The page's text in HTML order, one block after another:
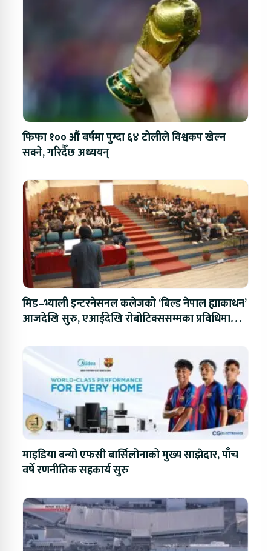
फिफा १०० औं बर्षमा पुग्दा ६४ टोलीले विश्वकप खेल्न
सक्ने, गरिदैँछ अध्ययन्
मिड–भ्याली इन्टरनेसनल कलेजको ‘बिल्ड नेपाल ह्याकाथन’
आजदेखि सुरु, एआईदेखि रोबोटिक्ससम्मका प्रविधिमा
माइडिया बन्यो एफसी बार्सिलोनाको मुख्य साझेदार, पाँच
वर्षे रणनीतिक सहकार्य सुरु